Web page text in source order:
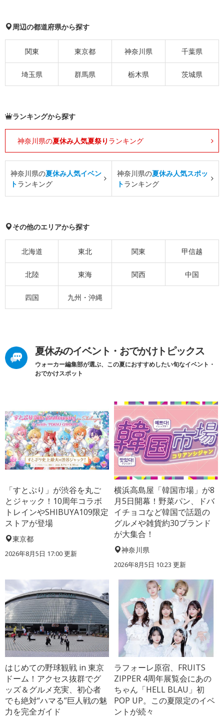
周辺の都道府県から探す
関東 東京都 神奈川県 千葉県
埼玉県 群馬県 栃木県 茨城県
ランキングから探す
神奈川県の夏休み人気夏祭り ランキング
神奈川県の夏休み人気イベン
トランキング
神奈川県の夏休み人気スポッ
トランキング
その他のエリアから探す
北海道 東北 関東 甲信越
北陸 東海 関西 中国
四国 九州・沖縄
夏休みのイベント・おでかけトピックス
ウォーカー編集部が選ぶ、この夏におすすめしたい旬なイベント・
おでかけスポット
「すとぷり」が渋谷を丸ご
とジャック！10周年コラボ
トレインやSHIBUYA109限定
ストアが登場
東京都
2026年8月5日 17:00更新
横浜高島屋「韓国市場」が8
月5日開幕！野菜パン、ドバ
イチョコなど韓国で話題の
グルメや雑貨約30ブランド
が大集合！
神奈川県
2026年8月5日 10:23 更新
はじめての野球観戦 in 東京
ドーム！アクセス抜群でグ
ッズ＆グルメ充実、初心者
でも絶対“ハマる”巨人戦の魅
力を完全ガイド
ラフォーレ原宿、FRUITS
ZIPPER 4周年展覧会にあの
ちゃん「HELL BLAU」初
POP UP。この夏限定のイベ
ントが続々